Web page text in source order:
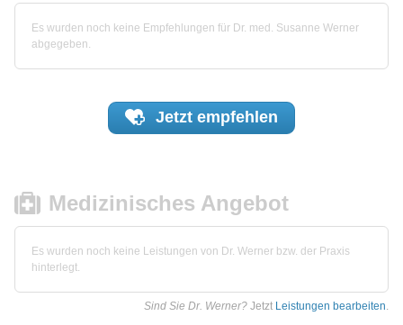
Es wurden noch keine Empfehlungen für Dr. med. Susanne Werner
abgegeben.
Jetzt empfehlen
Medizinisches Angebot
Es wurden noch keine Leistungen von Dr. Werner bzw. der Praxis
hinterlegt.
Sind Sie Dr. Werner? Jetzt Leistungen bearbeiten.